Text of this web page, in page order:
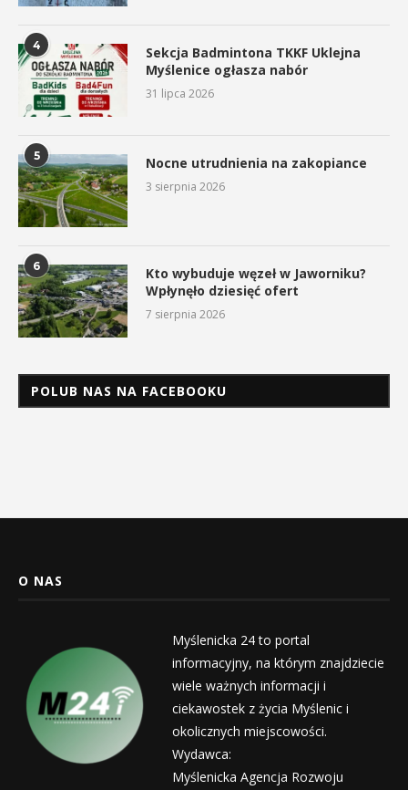
4
Sekcja Badmintona TKKF Uklejna
Myślenice ogłasza nabór
31 lipca 2026
5 Nocne utrudnienia na zakopiance
3 sierpnia 2026
6
Kto wybuduje węzeł w Jaworniku?
Wpłynęło dziesięć ofert
7 sierpnia 2026
POLUB NAS NA FACEBOOKU
O NAS
Myślenicka 24 to portal
informacyjny, na którym znajdziecie
wiele ważnych informacji i
ciekawostek z życia Myślenic i
okolicznych miejscowości.
Wydawca:
Myślenicka Agencja Rozwoju